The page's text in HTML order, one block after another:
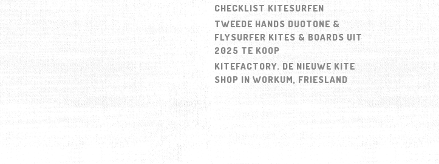
CHECKLIST KITESURFEN
TWEEDE HANDS DUOTONE &
FLYSURFER KITES & BOARDS UIT
2025 TE KOOP
KITEFACTORY. DE NIEUWE KITE
SHOP IN WORKUM, FRIESLAND